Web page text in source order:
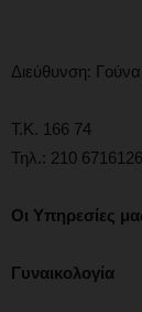
Διεύθυνση:
Τ.Κ. 166 74
Τηλ.: 210 6716126
Οι Υπηρεσίες
Γυναικολογία